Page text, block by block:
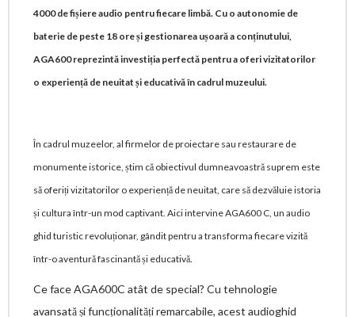
4000 de fișiere audio pentru fiecare limbă. Cu o autonomie de
baterie de peste 18 ore și gestionarea ușoară a conținutului,
AGA600 reprezintă investiția perfectă pentru a oferi vizitatorilor
o experiență de neuitat și educativă în cadrul muzeului.
În cadrul muzeelor, al firmelor de proiectare sau restaurare de
monumente istorice, știm că obiectivul dumneavoastră suprem este
să oferiți vizitatorilor o experiență de neuitat, care să dezvăluie istoria
și cultura într-un mod captivant. Aici intervine AGA600 C, un audio
ghid turistic revoluționar, gândit pentru a transforma fiecare vizită
într-o aventură fascinantă și educativă.
Ce face AGA600C atât de special? Cu tehnologie
avansată și funcționalități remarcabile, acest audioghid